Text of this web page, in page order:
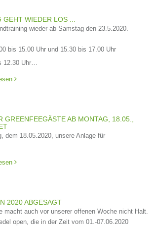
WIEDER LOS ...
wieder ab Samstag den 23.5.2020.
bis 15.00 Uhr und 15.30 bis 17.00 Uhr
12.30 Uhr…

GREENFEEGÄSTE AB MONTAG, 18.05.,
dem 18.05.2020, unsere Anlage für

2020 ABGESAGT
macht auch vor unserer offenen Woche nicht Halt.
open, die in der Zeit vom 01.-07.06.2020